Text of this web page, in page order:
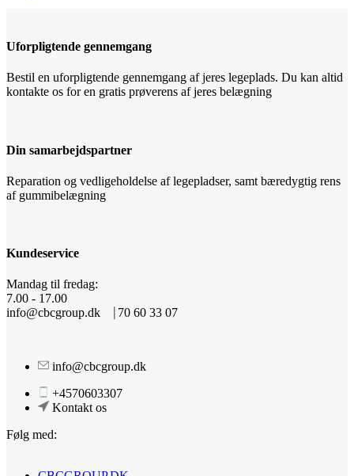
Uforpligtende gennemgang
Bestil en uforpligtende gennemgang af jeres legeplads. Du kan altid
kontakte os for en gratis prøverens af jeres belægning
Din samarbejdspartner
Reparation og vedligeholdelse af legepladser, samt bæredygtig rens
af gummibelægning
Kundeservice
Mandag til fredag:
7.00 - 17.00
info@cbcgroup.dk ⎹ 70 60 33 07
info@cbcgroup.dk
+4570603307
Kontakt os
Følg med: